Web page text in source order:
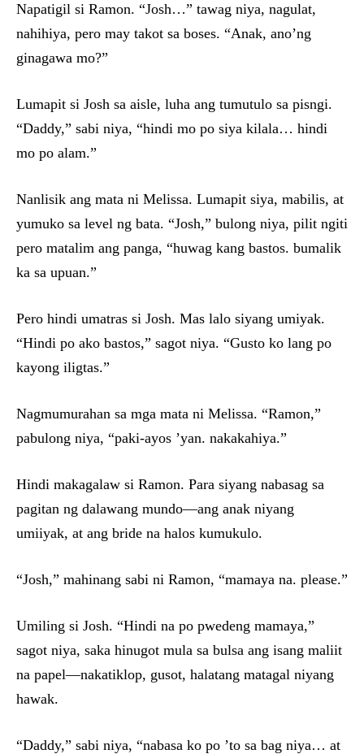
Napatigil si Ramon. “Josh…” tawag niya, nagulat,
nahihiya, pero may takot sa boses. “Anak, ano’ng
ginagawa mo?”
Lumapit si Josh sa aisle, luha ang tumutulo sa pisngi.
“Daddy,” sabi niya, “hindi mo po siya kilala… hindi
mo po alam.”
Nanlisik ang mata ni Melissa. Lumapit siya, mabilis, at
yumuko sa level ng bata. “Josh,” bulong niya, pilit ngiti
pero matalim ang panga, “huwag kang bastos. bumalik
ka sa upuan.”
Pero hindi umatras si Josh. Mas lalo siyang umiyak.
“Hindi po ako bastos,” sagot niya. “Gusto ko lang po
kayong iligtas.”
Nagmumurahan sa mga mata ni Melissa. “Ramon,”
pabulong niya, “paki-ayos ’yan. nakakahiya.”
Hindi makagalaw si Ramon. Para siyang nabasag sa
pagitan ng dalawang mundo—ang anak niyang
umiiyak, at ang bride na halos kumukulo.
“Josh,” mahinang sabi ni Ramon, “mamaya na. please.”
Umiling si Josh. “Hindi na po pwedeng mamaya,”
sagot niya, saka hinugot mula sa bulsa ang isang maliit
na papel—nakatiklop, gusot, halatang matagal niyang
hawak.
“Daddy,” sabi niya, “nabasa ko po ’to sa bag niya… at